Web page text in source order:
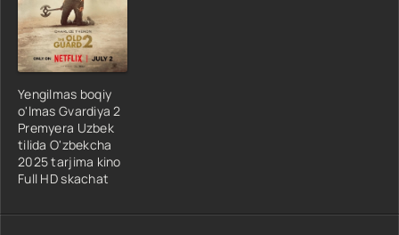
Yengilmas boqiy
o'lmas Gvardiya 2
Premyera Uzbek
tilida O'zbekcha
2025 tarjima kino
Full HD skachat